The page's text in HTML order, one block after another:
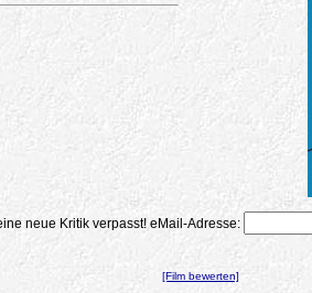
neue Kritik verpasst! eMail-Adresse:
[Film bewerten]